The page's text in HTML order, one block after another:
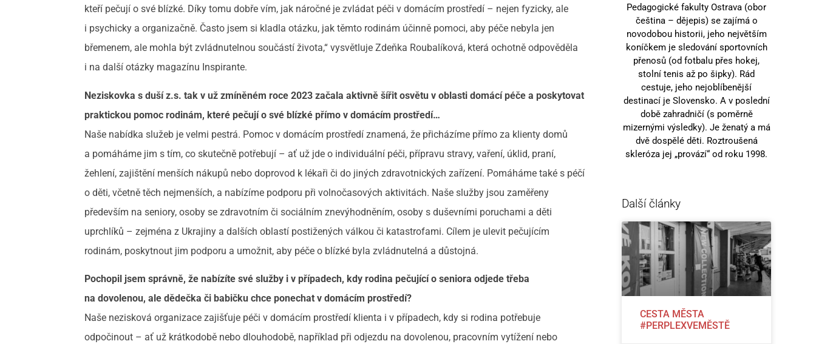
kteří pečují o své blízké. Díky tomu dobře vím, jak náročné je zvládat péči v domácím prostředí – nejen fyzicky, ale
i psychicky a organizačně. Často jsem si kladla otázku, jak těmto rodinám účinně pomoci, aby péče nebyla jen
břemenem, ale mohla být zvládnutelnou součástí života,“ vysvětluje Zdeňka Roubalíková, která ochotně odpověděla
i na další otázky magazínu Inspirante.
Neziskovka s duší z.s. tak v už zmíněném roce 2023 začala aktivně šířit osvětu v oblasti domácí péče a poskytovat
praktickou pomoc rodinám, které pečují o své blízké přímo v domácím prostředí…
Naše nabídka služeb je velmi pestrá. Pomoc v domácím prostředí znamená, že přicházíme přímo za klienty domů
a pomáháme jim s tím, co skutečně potřebují – ať už jde o individuální péči, přípravu stravy, vaření, úklid, praní,
žehlení, zajištění menších nákupů nebo doprovod k lékaři či do jiných zdravotnických zařízení. Pomáháme také s péčí
o děti, včetně těch nejmenších, a nabízíme podporu při volnočasových aktivitách. Naše služby jsou zaměřeny
především na seniory, osoby se zdravotním či sociálním znevýhodněním, osoby s duševními poruchami a děti
uprchlíků – zejména z Ukrajiny a dalších oblastí postižených válkou či katastrofami. Cílem je ulevit pečujícím
rodinám, poskytnout jim podporu a umožnit, aby péče o blízké byla zvládnutelná a důstojná.
Pochopil jsem správně, že nabízíte své služby i v případech, kdy rodina pečující o seniora odjede třeba
na dovolenou, ale dědečka či babičku chce ponechat v domácím prostředí?
Naše nezisková organizace zajišťuje péči v domácím prostředí klienta i v případech, kdy si rodina potřebuje
odpočinout – ať už krátkodobě nebo dlouhodobě, například při odjezdu na dovolenou, pracovním vytížení nebo
Pedagogické fakulty Ostrava (obor
čeština – dějepis) se zajímá o
novodobou historii, jeho největším
koníčkem je sledování sportovních
přenosů (od fotbalu přes hokej,
stolní tenis až po šipky). Rád
cestuje, jeho nejoblíbenější
destinací je Slovensko. A v poslední
době zahradničí (s poměrně
mizernými výsledky). Je ženatý a má
dvě dospělé děti. Roztroušená
skleróza jej „provází“ od roku 1998.
Další články
CESTA MĚSTA
#PERPLEXVEMĚSTĚ